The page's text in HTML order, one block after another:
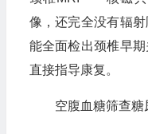
像，还完全没有辐
能全面检出颈椎早
直接指导康复。
空腹血糖筛查糖